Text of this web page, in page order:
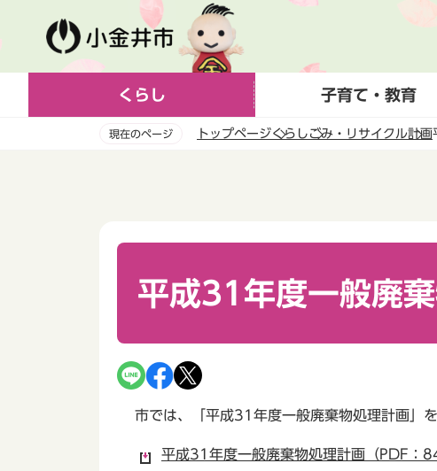
ー
くらし 子育て・教育
現在のページ トップページくらし ごみ・リサイクル計画
平成31年度一般廃
市では、「平成31年度一般廃棄物処理計画」
平成31年度一般廃棄物処理計画（PDF：